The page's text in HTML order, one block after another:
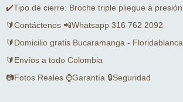
✔️Tipo de cierre: Broche triple pliegue a presión
🔰Contáctenos 📲Whatsapp 316 762 2092
🔰Domicilio gratis Bucaramanga - Floridablanca
🔰Envíos a todo Colombia
📷Fotos Reales ⌚Garantía 🔒Seguridad